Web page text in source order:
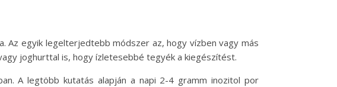
Az egyik legelterjedtebb módszer az, hogy vízben vagy más
joghurttal is, hogy ízletesebbé tegyék a kiegészítést.
A legtöbb kutatás alapján a napi 2-4 gramm inozitol por